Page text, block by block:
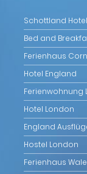
Schottland Hotel
Bed and
Ferienhaus
Hotel England
Ferienwohnung
Hotel London
England
Hostel London
Ferienhaus